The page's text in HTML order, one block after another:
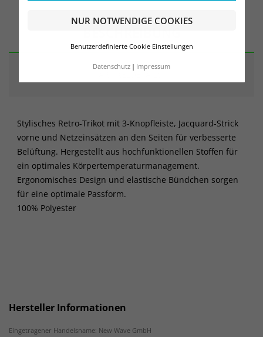
NUR NOTWENDIGE COOKIES
Benutzerdefinierte Cookie Einstellungen
Datenschutz Impressum
ARTIKELDETAILS
Stylisches Retro-Trikot mit 3-Knopfleiste, Jacquard-Strick
vorne und Netzeinsätzen an den Seiten für verbesserte
Belüftung. Hergestellt aus hochfunktionellen Stoffen für
ein optimales Körpertemperaturmanagement.
Ergonomisches Design und elastische Bündchen sorgen
für eine optimale Passform.
100% Polyester
Hersteller Informationen
Eingetragener Handelsname: New Wave GmbH